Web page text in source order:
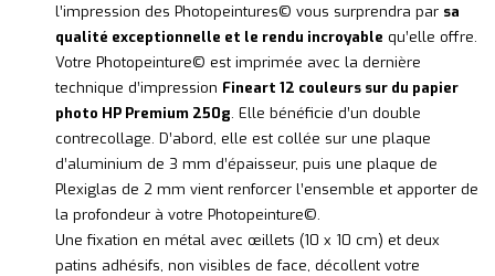
l’impression des Photopeintures© vous surprendra par sa
qualité exceptionnelle et le rendu incroyable qu’elle offre.
Votre Photopeinture© est imprimée avec la dernière
technique d’impression Fineart 12 couleurs sur du papier
photo HP Premium 250g. Elle bénéficie d’un double
contrecollage. D’abord, elle est collée sur une plaque
d’aluminium de 3 mm d’épaisseur, puis une plaque de
Plexiglas de 2 mm vient renforcer l’ensemble et apporter de
la profondeur à votre Photopeinture©.
Une fixation en métal avec œillets (10 x 10 cm) et deux
patins adhésifs, non visibles de face, décollent votre